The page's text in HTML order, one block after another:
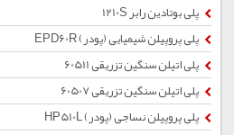
پلی بوتادین رابر 1210S
پلی پروپیلن شیمیایی (پودر) EPD60R
پلی اتیلن سنگین تزریقی 60511
پلی اتیلن سنگین تزریقی 60507
پلی پروپیلن نساجی (پودر) HP510L